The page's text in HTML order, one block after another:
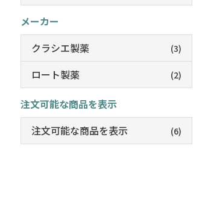
メーカー
クラシエ製薬
(3)
ロート製薬 (2)
注文可能な商品を表示
注文可能な商品を表示
(6)